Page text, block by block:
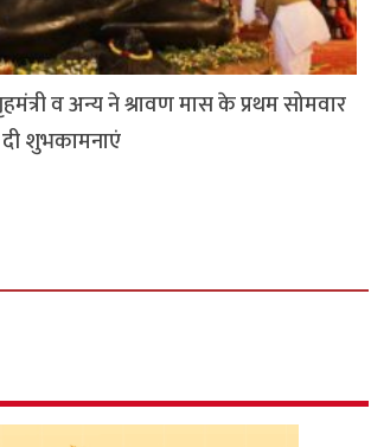
व अन्य ने श्रावण मास के प्रथम सोमवार
शुभकामनाएं